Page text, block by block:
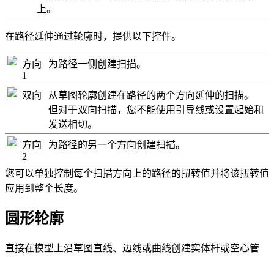
上。
在路径延伸通过轮廓时，提供以下控件。
方向
1
为路径一侧创建扫描。
双向
从草图轮廓创建在路径的两个方向延伸的扫描。
但对于双向扫描，您不能使用引导线或设置起始和
发送相切。
方向
2
为路径的另一个方向创建扫描。
您可以单独控制每个扫描方向上的路径的扭转值并将该扭转值
应用到整个长度。
圆形轮廓
直接在模型上沿草图直线、边线或曲线创建实体杆或空心管